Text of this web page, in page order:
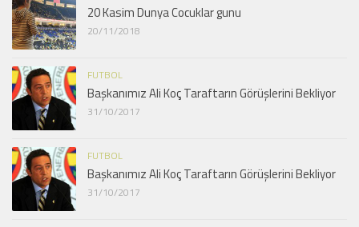
20 Kasim Dunya Cocuklar gunu
20/11/2018
FUTBOL
Başkanımız Ali Koç Taraftarın Görüşlerini Bekliyor
31/10/2017
FUTBOL
Başkanımız Ali Koç Taraftarın Görüşlerini Bekliyor
31/10/2017